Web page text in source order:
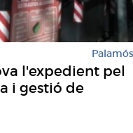
Palamós
l'expedient pel
i gestió de